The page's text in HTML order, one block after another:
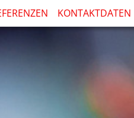
KONTAKTDATEN